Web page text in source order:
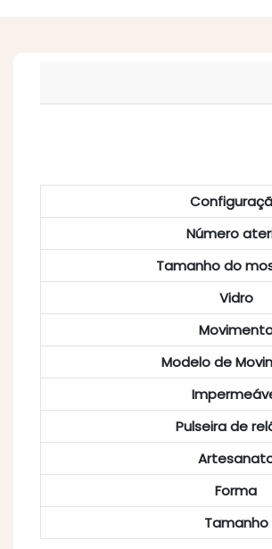
Número
Tamanho do
Vidro
Modelo de
Pulseira de
Forma
Tamanho